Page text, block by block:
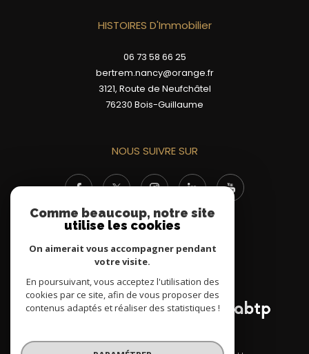
HISTOIRES D'Immobilier
06 73 58 66 25
bertrem.nancy@orange.fr
3121, Route de Neufchâtel
76230
Bois-Guillaume
NOUS SUIVRE SUR
ADHÉRENTS
Comme beaucoup, notre site
utilise les cookies
On aimerait vous accompagner pendant
votre visite.
En poursuivant, vous acceptez l'utilisation des
cookies par ce site, afin de vous proposer des
contenus adaptés et réaliser des statistiques !